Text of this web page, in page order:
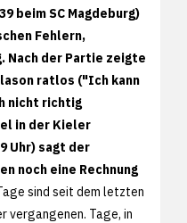
beim SC Magdeburg)
Fehlern,
Nach der Partie zeigte
ratlos ("Ich kann
nicht richtig
in der Kieler
Uhr) sagt der
noch eine Rechnung
sind seit dem letzten
vergangenen. Tage, in